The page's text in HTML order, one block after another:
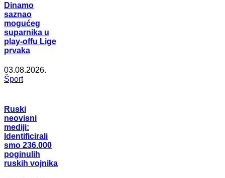
Dinamo
saznao
mogućeg
suparnika u
play-offu Lige
prvaka
03.08.2026.
Šport
Ruski
neovisni
mediji:
Identificirali
smo 236.000
poginulih
ruskih vojnika